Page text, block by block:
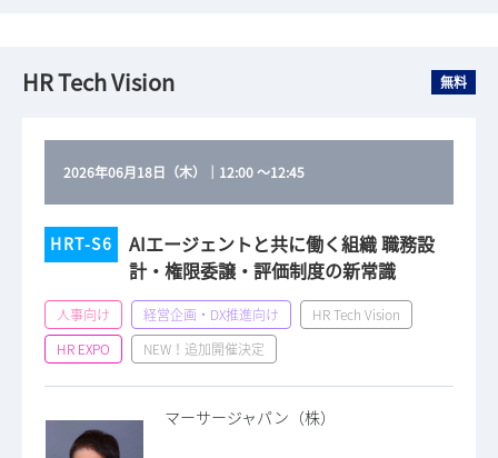
HR Tech Vision 無料
2026年06月18日（木） ｜ 12:00～12:45
HRT-S6
AIエージェントと共に働く組織 職務設
計・権限委譲・評価制度の新常識
人事向け 経営企画・DX推進向け
HR Tech Vision
HR EXPO
NEW！追加開催決定
マーサージャパン（株）